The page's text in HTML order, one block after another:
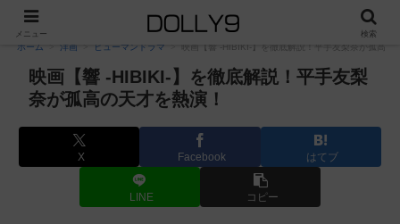
PR
ホーム 洋画 ヒューマンドラマ 映画【響 -HIBIKI-】を徹底解説！平手友梨奈が孤高の
映画【響 -HIBIKI-】を徹底解説！平手友梨
奈が孤高の天才を熱演！
X Facebook はてブ
LINE コピー
メニュー 検索